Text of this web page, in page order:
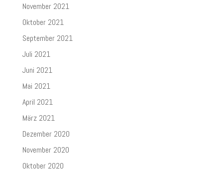
November 2021
Oktober 2021
September 2021
Juli 2021
Juni 2021
Mai 2021
April 2021
März 2021
Dezember 2020
November 2020
Oktober 2020